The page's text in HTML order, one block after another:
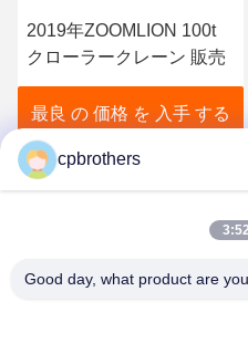
2019年ZOOMLION 100t
クローラークレーン 販売
最良 の 価格 を 入手 する
cpbrothers
Good day, what product are